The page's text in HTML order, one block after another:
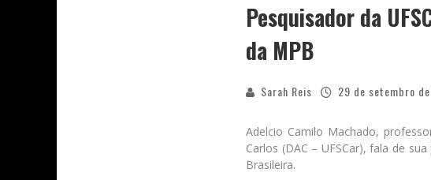
Pesquisador da
da MPB
Sarah Reis 29 de setembro
Adelcio Camilo Machado,
Carlos (DAC – UFSCar), fala de
Brasileira.